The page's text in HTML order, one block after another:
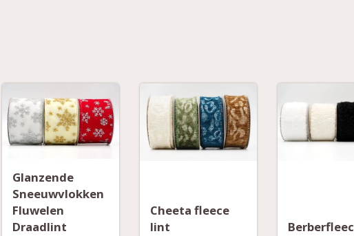
Glanzende
Sneeuwvlokken
Fluwelen
Draadlint
Cheeta fleece
lint